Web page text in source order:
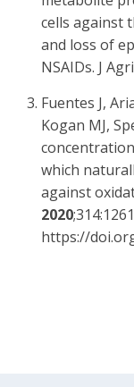
cells against
and loss of
NSAIDs. J
Fuentes J,
Kogan MJ,
which
against
2020
https://